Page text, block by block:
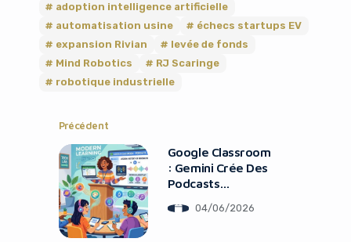
adoption intelligence artificielle
automatisation usine
échecs startups EV
expansion Rivian
levée de fonds
Mind Robotics
RJ Scaringe
robotique industrielle
Précédent
Google Classroom
: Gemini Crée Des
Podcasts
04/06/2026